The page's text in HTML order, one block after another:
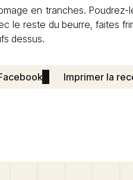
en tranches.
le reste du beurre, faites
dessus.
Imprimer la